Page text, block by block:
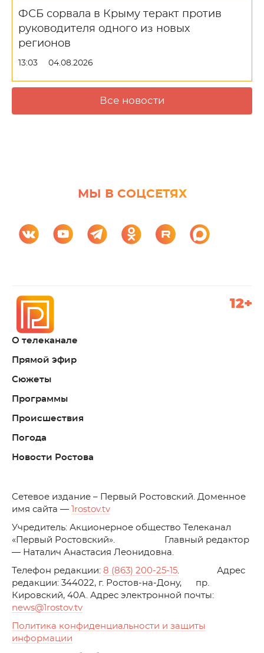
ФСБ сорвала в Крыму теракт против
руководителя одного из новых
регионов
13:03 04.08.2026
Все новости
МЫ В СОЦСЕТЯХ
О телеканале
Прямой эфир
Сюжеты
Программы
Происшествия
Погода
Новости Ростова
12+
Cетевое издание – Первый Ростовский. Доменное
имя сайта —
1rostov.tv
Учредитель: Акционерное общество Телеканал
«Первый Ростовский». Главный редактор
— Наталич Анастасия Леонидовна.
Телефон редакции: 8 (863) 200-25-15. Адрес
редакции: 344022, г. Ростов-на-Дону, пр.
Кировский, 40А. Адрес электронной почты:
news@1rostov.tv
Политика конфиденциальности и защиты
информации